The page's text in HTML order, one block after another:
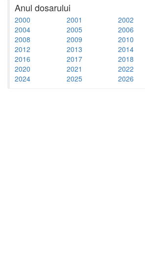
Anul dosarului
2000 2001 2002
2004
2005 2006
2008
2009 2010
2012
2013 2014
2016
2017 2018
2020
2021 2022
2024
2025 2026